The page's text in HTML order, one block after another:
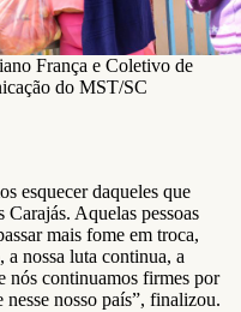
França e Coletivo de
do MST/SC
esquecer daqueles que
Aquelas pessoas
mais fome em troca,
a nossa luta continua, a
nós continuamos firmes por
nesse nosso país”, finalizou.